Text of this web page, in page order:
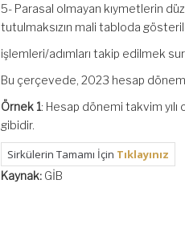
5- Parasal olmayan kıymetlerin
tutulmaksızın mali tabloda
işlemleri/adımları takip edilmek
Bu çerçevede, 2023 hesap
Örnek 1: Hesap dönemi takvim
gibidir.
Sirkülerin Tamamı İçin Tıklayınız
Kaynak: GİB